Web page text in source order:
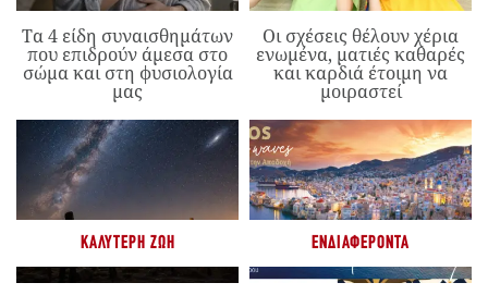
Τα 4 είδη συναισθημάτων
που επιδρούν άμεσα στο
σώμα και στη φυσιολογία
μας
Οι σχέσεις θέλουν χέρια
ενωμένα, ματιές καθαρές
και καρδιά έτοιμη να
μοιραστεί
ΚΑΛΎΤΕΡΗ ΖΩΉ ΕΝΔΙΑΦΈΡΟΝΤΑ